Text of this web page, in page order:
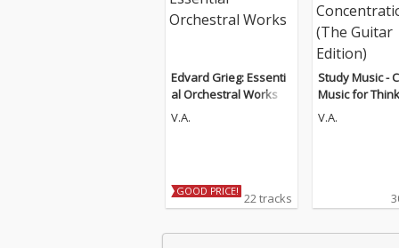
Edvard Grieg: Essenti
al Orchestral Works
V.A.
GOOD PRICE! 22 tracks
Study Music -
Music for
d
V.A.